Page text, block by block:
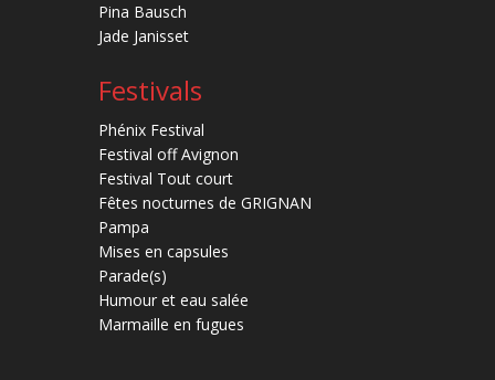
Pina Bausch
Jade Janisset
Festivals
Phénix Festival
Festival off Avignon
Festival Tout court
Fêtes nocturnes de GRIGNAN
Pampa
Mises en capsules
Parade(s)
Humour et eau salée
Marmaille en fugues